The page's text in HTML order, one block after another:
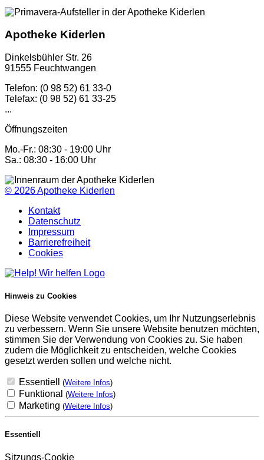
Apotheke Kiderlen
Dinkelsbühler Str. 26
91555 Feuchtwangen
Telefon: (0 98 52) 61 33-0
Telefax: (0 98 52) 61 33-25
...
Öffnungszeiten
Mo.-Fr.: 08:30 - 19:00 Uhr
Sa.: 08:30 - 16:00 Uhr
© 2026Apotheke Kiderlen
Kontakt
Datenschutz
Impressum
Barrierefreiheit
Cookies
Hinweis zu Cookies
Diese Website verwendet Cookies, um Ihr Nutzungserlebnis
zu verbessern. Wenn Sie unsere Website benutzen möchten,
stimmen Sie der Verwendung von Cookies zu. Sie haben
zudem die Möglichkeit zu entscheiden, welche Cookies
gesetzt werden sollen und welche nicht.
Essentiell (Weitere Infos)
Funktional (Weitere Infos)
Marketing (Weitere Infos)
Essentiell
Sitzungs-Cookie